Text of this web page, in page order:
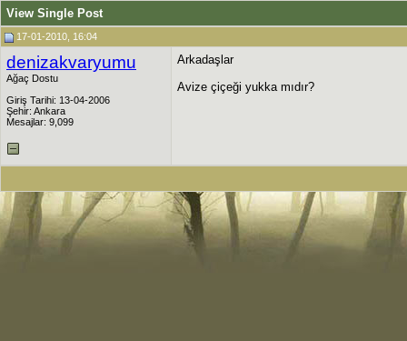
View Single Post
17-01-2010, 16:04
denizakvaryumu
Ağaç Dostu
Giriş Tarihi: 13-04-2006
Şehir: Ankara
Mesajlar: 9,099
Arkadaşlar
Avize çiçeği yukka mıdır?